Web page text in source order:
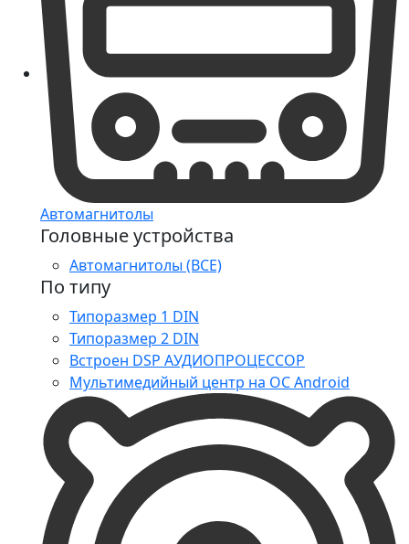
Автомагнитолы
Головные устройства
Автомагнитолы (ВСЕ)
По типу
Типоразмер 1 DIN
Типоразмер 2 DIN
Встроен DSP АУДИОПРОЦЕССОР
Мультимедийный центр на ОС Android